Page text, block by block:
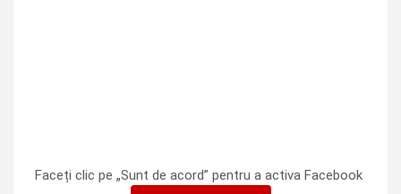
Faceți clic pe „Sunt de acord” pentru a activa Facebook